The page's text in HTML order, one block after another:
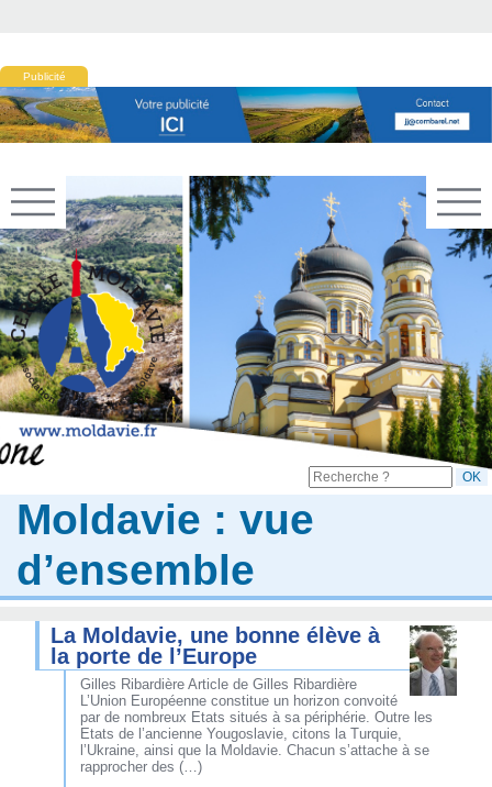
Publicité
Moldavie : vue
d’ensemble
La Moldavie, une bonne élève à
la porte de l’Europe
Gilles Ribardière Article de Gilles Ribardière
L’Union Européenne constitue un horizon convoité
par de nombreux Etats situés à sa périphérie. Outre les
Etats de l’ancienne Yougoslavie, citons la Turquie,
l’Ukraine, ainsi que la Moldavie. Chacun s’attache à se
rapprocher des (…)